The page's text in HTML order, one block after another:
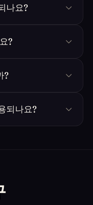
나요?
?
?
되나요?